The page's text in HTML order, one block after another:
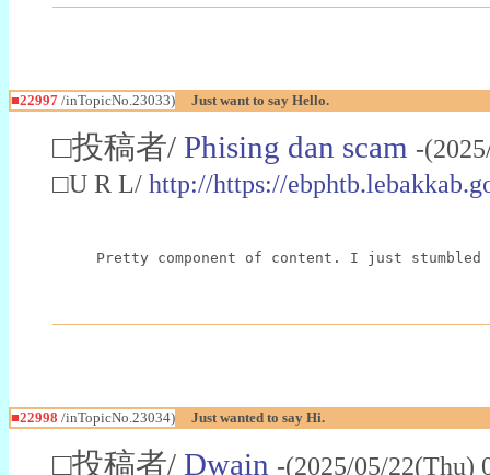
■22997 /inTopicNo.23033) Just want to say Hello.
□投稿者/ Phising dan scam -
□U R L/ http://https://
Pretty component of content. I just
■22998 /inTopicNo.23034) Just wanted to say Hi.
□投稿者/ Dwain -(2025/05/